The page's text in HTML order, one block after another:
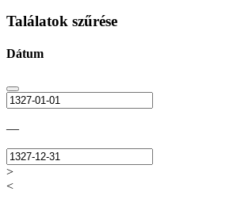
Találatok szűrése
Dátum
—
>
<